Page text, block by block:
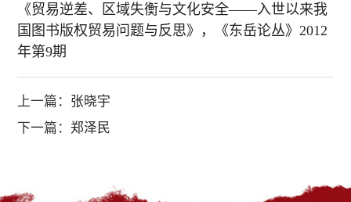
《贸易逆差、区域失衡与文化安全——入世以来我
国图书版权贸易问题与反思》，《东岳论丛》2012
年第9期
上一篇： 张晓宇
下一篇：郑泽民